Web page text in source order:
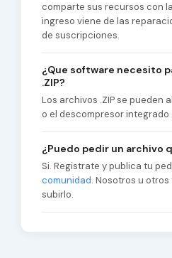
comparte sus recursos con
ingreso viene de las
de suscripciones.
¿Que software necesito
.ZIP?
Los archivos .ZIP se pueden
o el descompresor integrado
¿Puedo pedir un archivo
Si. Registrate y publica tu
comunidad. Nosotros u
subirlo.